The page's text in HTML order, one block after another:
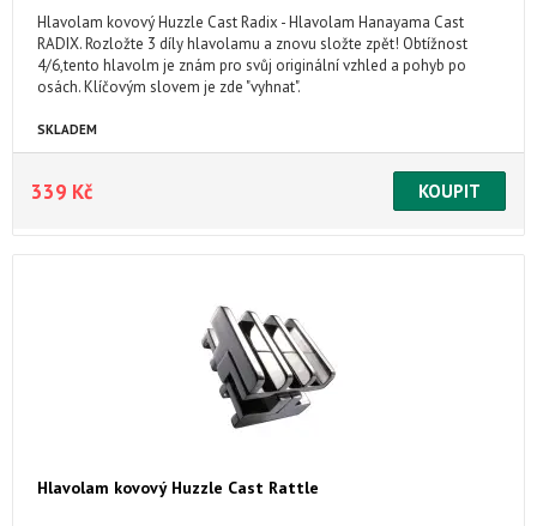
Hlavolam kovový Huzzle Cast Radix - Hlavolam Hanayama Cast
RADIX. Rozložte 3 díly hlavolamu a znovu složte zpět! Obtížnost
4/6,tento hlavolm je znám pro svůj originální vzhled a pohyb po
osách. Klíčovým slovem je zde "vyhnat".
SKLADEM
339 Kč
Hlavolam kovový Huzzle Cast Rattle